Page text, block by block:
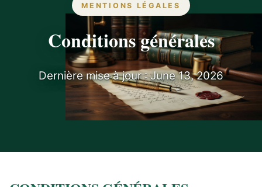
MENTIONS LÉGALES
Conditions générales
Dernière mise à jour : June 13, 2026